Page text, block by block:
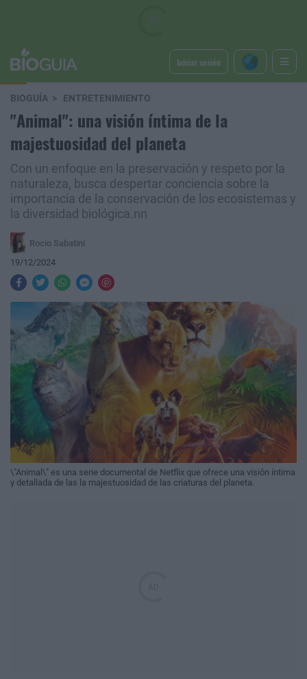
Iniciar sesión
BIOGUÍA ENTRETENIMIENTO
"Animal": una visión íntima de la
majestuosidad del planeta
Con un enfoque en la preservación y respeto por la
naturaleza, busca despertar conciencia sobre la
importancia de la conservación de los ecosistemas y
la diversidad biológica.nn
Rocio Sabatini
19/12/2024
\"Animal\" es una serie documental de Netflix que ofrece una visión íntima
y detallada de las la majestuosidad de las criaturas del planeta.